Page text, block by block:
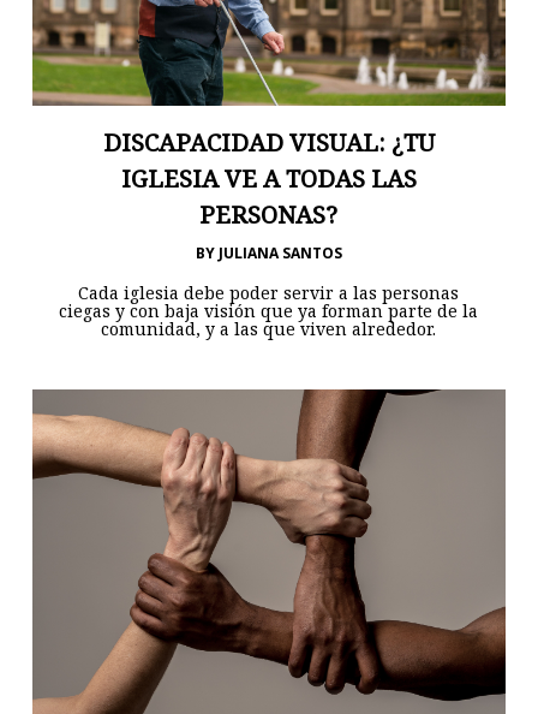
DISCAPACIDAD VISUAL: ¿TU
IGLESIA VE A TODAS LAS
PERSONAS?
BY JULIANA SANTOS
Cada iglesia debe poder servir a las personas
ciegas y con baja visión que ya forman parte de la
comunidad, y a las que viven alrededor.